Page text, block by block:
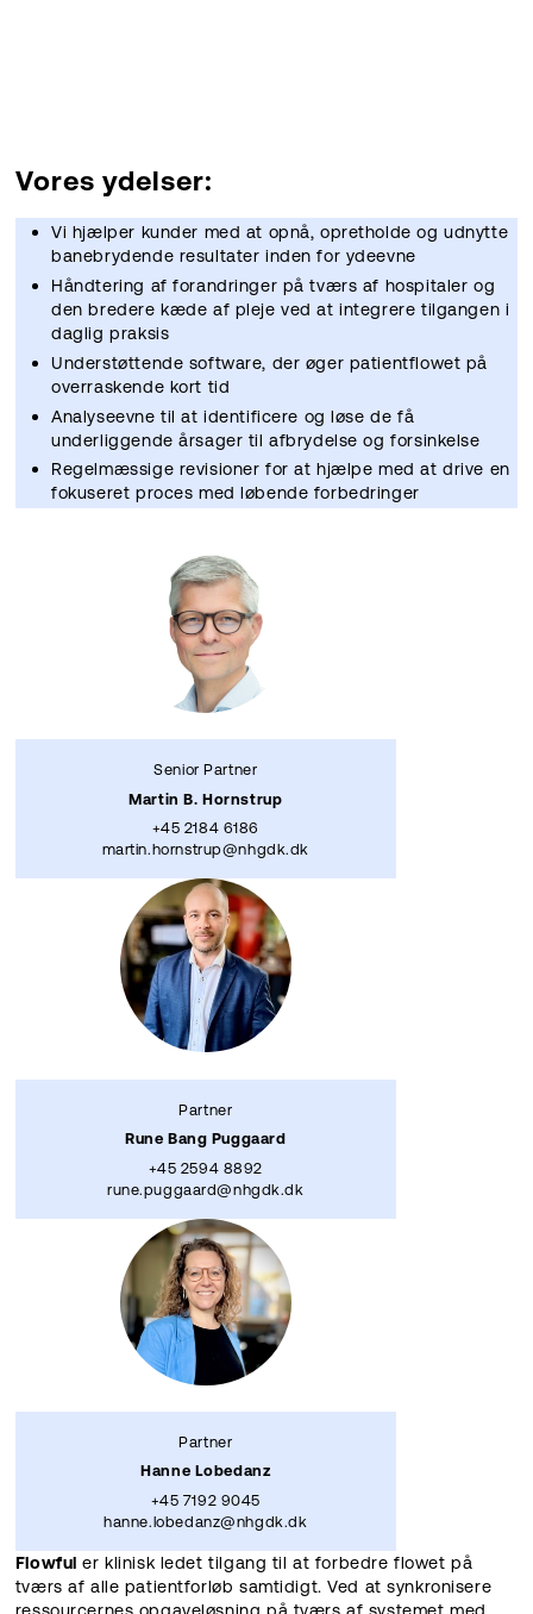
Vores ydelser:
Vi hjælper kunder med at opnå, opretholde og udnytte
banebrydende resultater inden for ydeevne
Håndtering af forandringer på tværs af hospitaler og
den bredere kæde af pleje ved at integrere tilgangen i
daglig praksis
Understøttende software, der øger patientflowet på
overraskende kort tid
Analyseevne til at identificere og løse de få
underliggende årsager til afbrydelse og forsinkelse
Regelmæssige revisioner for at hjælpe med at drive en
fokuseret proces med løbende forbedringer
Senior Partner
Martin B. Hornstrup
+45 2184 6186
martin.hornstrup@nhgdk.dk
Partner
Rune Bang Puggaard
+45 2594 8892
rune.puggaard@nhgdk.dk
Partner
Hanne Lobedanz
+45 7192 9045
hanne.lobedanz@nhgdk.dk
Flowful er klinisk ledet tilgang til at forbedre flowet på
tværs af alle patientforløb samtidigt. Ved at synkronisere
ressourcernes opgaveløsning på tværs af systemet med